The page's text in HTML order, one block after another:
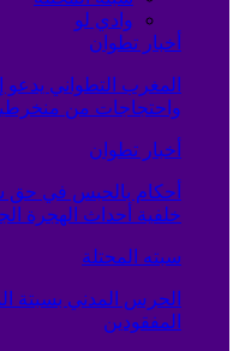
وادي لو
أخبار تطوان
المغرب التطواني
واحتجاجات من
أخبار تطوان
أحكام بالحبس في حق
خلفية أحداث الهجرة
سبته المحتلة
الحرس المدني بسبتة
المفقودين